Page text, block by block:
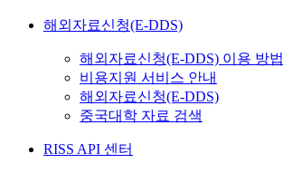
해외자료신청(E-DDS)
해외자료신청(E-DDS) 이용 방법
비용지원 서비스 안내
해외자료신청(E-DDS)
중국대학 자료 검색
RISS API 센터